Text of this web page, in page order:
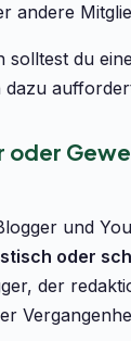
andere
solltest du
dazu
oder
und
oder
der